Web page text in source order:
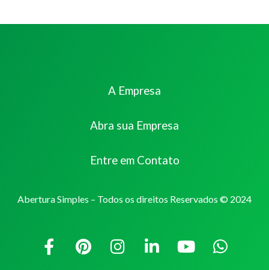
A Empresa
Abra sua Empresa
Entre em Contato
Abertura Simples – Todos os direitos Reservados © 2024